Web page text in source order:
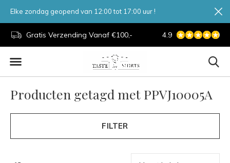
Gratis Verzending Vanaf €100,- 7 Dagen Per
4.9
Elke zondag geopend van 12:00 tot 17:00 uur !
Producten getagd met PPVJ10005A
FILTER